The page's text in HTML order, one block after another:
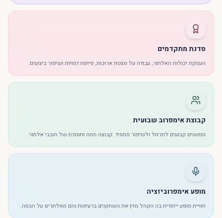
סדנת מתקדמים
העמקת יכולות האלתור, עבודה על סצנות ארוכות, פיתוח דמויות ושיפור ביצועים.
קבוצת אימפרוב שבועית
מפגשים קבועים לתרגול ולשיפור מתמיד. קבוצה חמה ותומכת של חובבי אלתור.
מופע אימפרוביזציה
חוויית מופע ייחודית בה הקהל מזין את השחקנים ברעיונות והם מאלתרים על הבמה.